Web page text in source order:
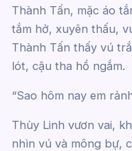
Thành Tấn, mặc áo
tắm hở, xuyên thấu,
Thành Tấn thấy vú
lót, cậu tha hồ ngắm.
“Sao hôm nay em
Thùy Linh vươn vai,
nhìn vú và mông bự,